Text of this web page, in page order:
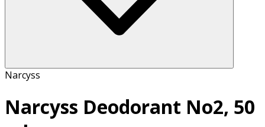
Narcyss
Narcyss Deodorant No2, 50